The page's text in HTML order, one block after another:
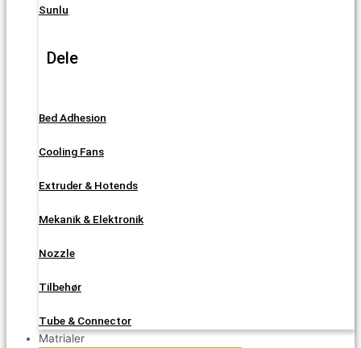
Sunlu
Dele
Bed Adhesion
Cooling Fans
Extruder & Hotends
Mekanik & Elektronik
Nozzle
Tilbehør
Tube & Connector
Matrialer